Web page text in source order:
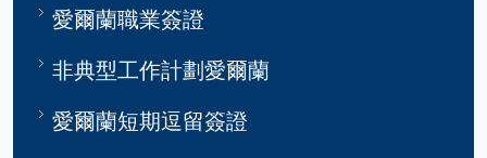
愛爾蘭職業簽證
非典型工作計劃愛爾蘭
愛爾蘭短期逗留簽證